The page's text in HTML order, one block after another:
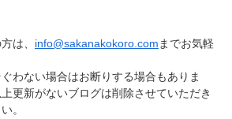
は、 info@sakanakokoro.com までお気軽
わない場合はお断りする場合もありま
更新がないブログは削除させていただき
。